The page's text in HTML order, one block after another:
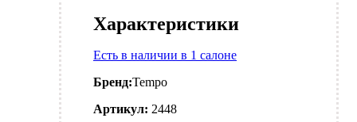
Характеристики
Есть в наличии в 1 салоне
Бренд:Tempo
Артикул: 2448